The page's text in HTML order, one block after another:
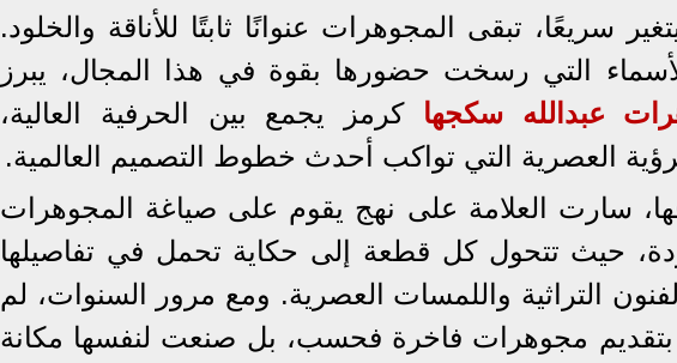
سريعًا، تبقى المجوهرات عنوانًا ثابتًا للأناقة والخلود.
التي رسخت حضورها بقوة في هذا المجال، يبرز
عبدالله سكجها كرمز يجمع بين الحرفية العالية،
العصرية التي تواكب أحدث خطوط التصميم العالمية.
سارت العلامة على نهج يقوم على صياغة المجوهرات
حيث تتحول كل قطعة إلى حكاية تحمل في تفاصيلها
التراثية واللمسات العصرية. ومع مرور السنوات، لم
بتقديم مجوهرات فاخرة فحسب، بل صنعت لنفسها مكانة